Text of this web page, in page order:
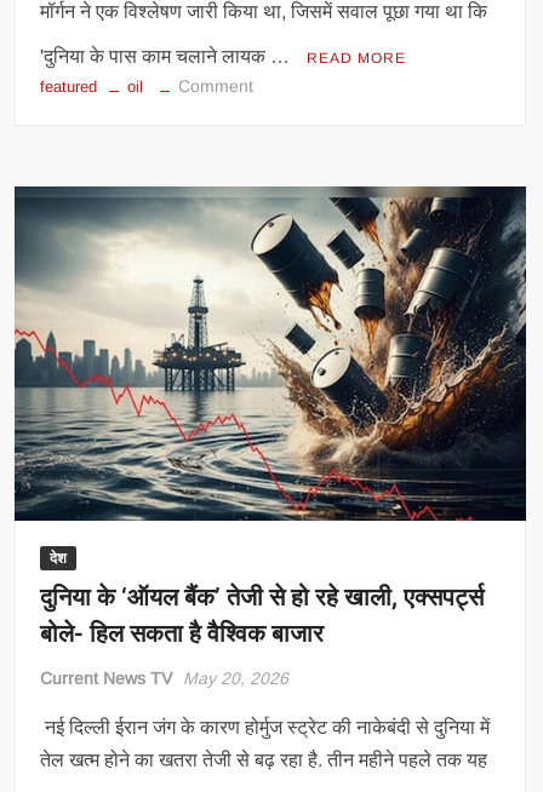
मॉर्गन ने एक विश्लेषण जारी किया था, जिसमें सवाल पूछा गया था कि
'दुनिया के पास काम चलाने लायक … READ MORE
featured oil Commenton
बढ़ी
दुनिया
की
टेंशन,
ऑयल
कंपनियों
ने
दी
तेल
महंगा
होने
की
देश
दुनिया के ‘ऑयल बैंक’ तेजी से हो रहे खाली, एक्सपर्ट्स
बोले- हिल सकता है वैश्विक बाजार
Current News TV May 20, 2026
नई दिल्ली ईरान जंग के कारण होर्मुज स्ट्रेट की नाकेबंदी से दुनिया में
तेल खत्म होने का खतरा तेजी से बढ़ रहा है. तीन महीने पहले तक यह